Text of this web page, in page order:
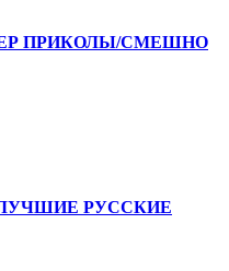
ПРИКОЛЫ/СМЕШНО
РУССКИЕ